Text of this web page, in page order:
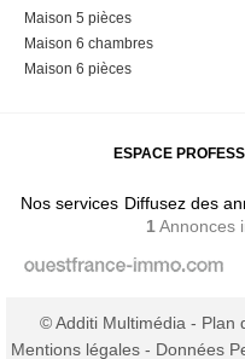
Maison 5 pièces
Maison 6 chambres
Maison 6 pièces
ESPACE
Nos services Diffusez des
1 Annonces
© Additi Multimédia - Plan
Mentions légales - Données